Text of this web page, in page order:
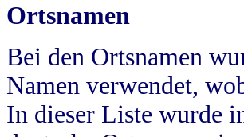
Ortsnamen
Bei den Ortsnamen
Namen verwendet,
In dieser Liste wurde